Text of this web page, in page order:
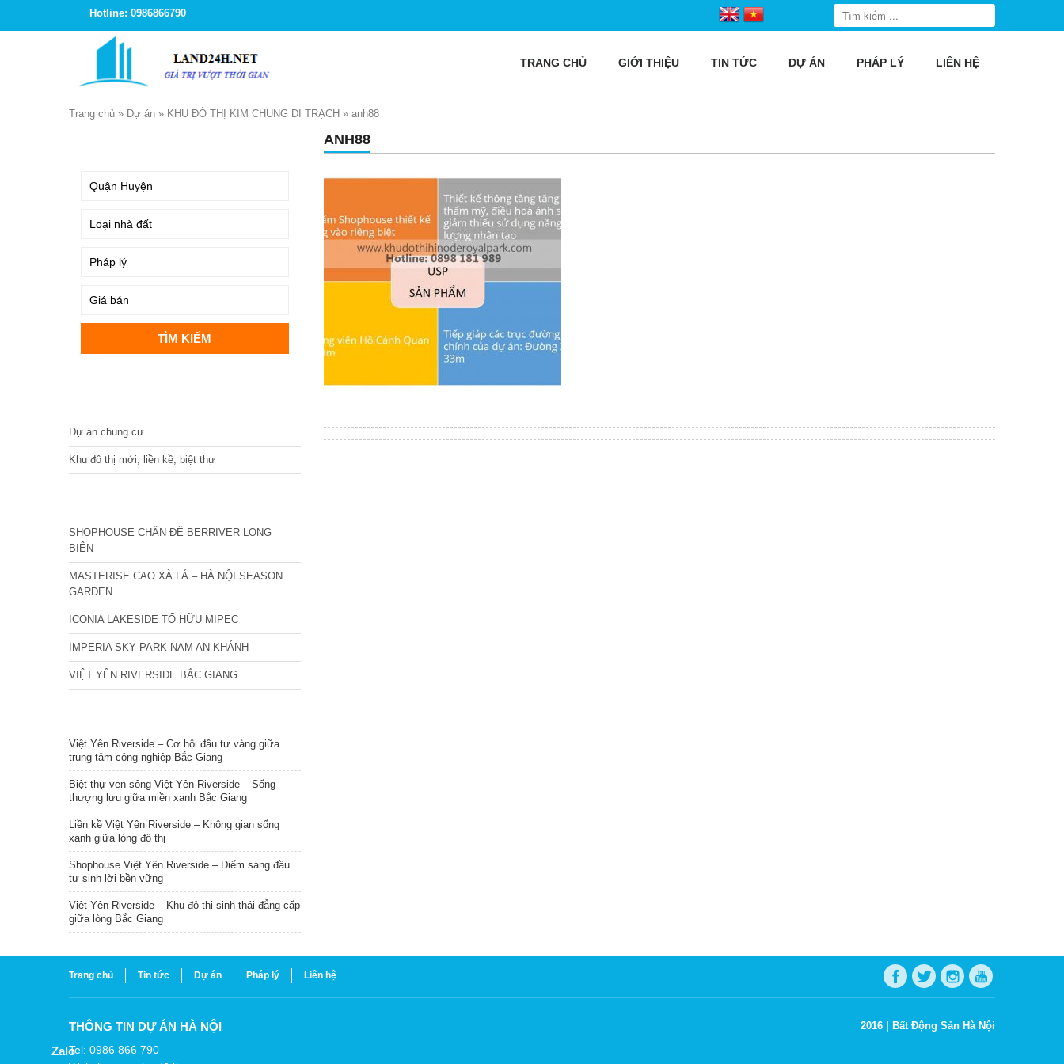
Hotline: 0986866790
TRANG CHỦ GIỚI THIỆU TIN TỨC DỰ ÁN PHÁP LÝ LIÊN HỆ
Trang chủ » Dự án » KHU ĐÔ THỊ KIM CHUNG DI TRẠCH » anh88
ANH88
Dự án chung cư
Khu đô thị mới, liền kề, biệt thự
SHOPHOUSE CHÂN ĐẾ BERRIVER LONG
BIÊN
MASTERISE CAO XÀ LÁ – HÀ NỘI SEASON
GARDEN
ICONIA LAKESIDE TỐ HỮU MIPEC
IMPERIA SKY PARK NAM AN KHÁNH
VIỆT YÊN RIVERSIDE BẮC GIANG
Việt Yên Riverside – Cơ hội đầu tư vàng giữa
trung tâm công nghiệp Bắc Giang
Biệt thự ven sông Việt Yên Riverside – Sống
thượng lưu giữa miền xanh Bắc Giang
Liền kề Việt Yên Riverside – Không gian sống
xanh giữa lòng đô thị
Shophouse Việt Yên Riverside – Điểm sáng đầu
tư sinh lời bền vững
Việt Yên Riverside – Khu đô thị sinh thái đẳng cấp
giữa lòng Bắc Giang
Trang chủ Tin tức Dự án Pháp lý Liên hệ
THÔNG TIN DỰ ÁN HÀ NỘI
Tel: 0986 866 790
2016 | Bất Động Sản Hà Nội
Zalo